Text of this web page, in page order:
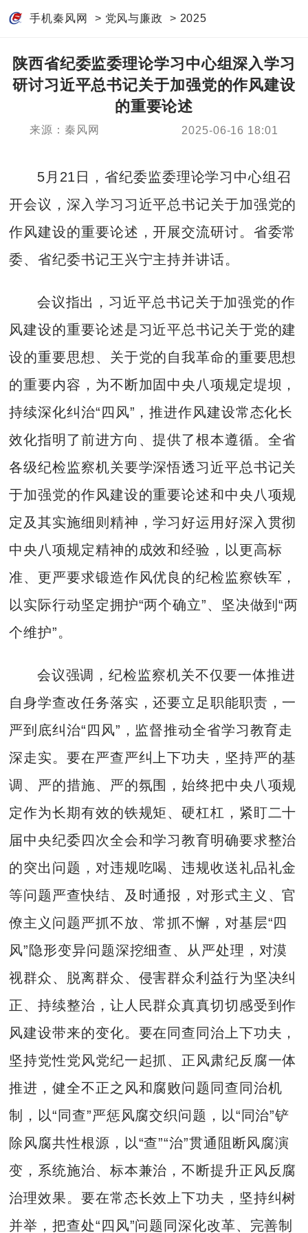
手机秦风网 > 党风与廉政 > 2025
陕西省纪委监委理论学习中心组深入学习
研讨习近平总书记关于加强党的作风建设
的重要论述
来源：秦风网 2025-06-16 18:01
5月21日，省纪委监委理论学习中心组召
开会议，深入学习习近平总书记关于加强党的
作风建设的重要论述，开展交流研讨。省委常
委、省纪委书记王兴宁主持并讲话。
会议指出，习近平总书记关于加强党的作
风建设的重要论述是习近平总书记关于党的建
设的重要思想、关于党的自我革命的重要思想
的重要内容，为不断加固中央八项规定堤坝，
持续深化纠治“四风”，推进作风建设常态化长
效化指明了前进方向、提供了根本遵循。全省
各级纪检监察机关要学深悟透习近平总书记关
于加强党的作风建设的重要论述和中央八项规
定及其实施细则精神，学习好运用好深入贯彻
中央八项规定精神的成效和经验，以更高标
准、更严要求锻造作风优良的纪检监察铁军，
以实际行动坚定拥护“两个确立”、坚决做到“两
个维护”。
会议强调，纪检监察机关不仅要一体推进
自身学查改任务落实，还要立足职能职责，一
严到底纠治“四风”，监督推动全省学习教育走
深走实。要在严查严纠上下功夫，坚持严的基
调、严的措施、严的氛围，始终把中央八项规
定作为长期有效的铁规矩、硬杠杠，紧盯二十
届中央纪委四次全会和学习教育明确要求整治
的突出问题，对违规吃喝、违规收送礼品礼金
等问题严查快结、及时通报，对形式主义、官
僚主义问题严抓不放、常抓不懈，对基层“四
风”隐形变异问题深挖细查、从严处理，对漠
视群众、脱离群众、侵害群众利益行为坚决纠
正、持续整治，让人民群众真真切切感受到作
风建设带来的变化。要在同查同治上下功夫，
坚持党性党风党纪一起抓、正风肃纪反腐一体
推进，健全不正之风和腐败问题同查同治机
制，以“同查”严惩风腐交织问题，以“同治”铲
除风腐共性根源，以“查”“治”贯通阻断风腐演
变，系统施治、标本兼治，不断提升正风反腐
治理效果。要在常态长效上下功夫，坚持纠树
并举，把查处“四风”问题同深化改革、完善制